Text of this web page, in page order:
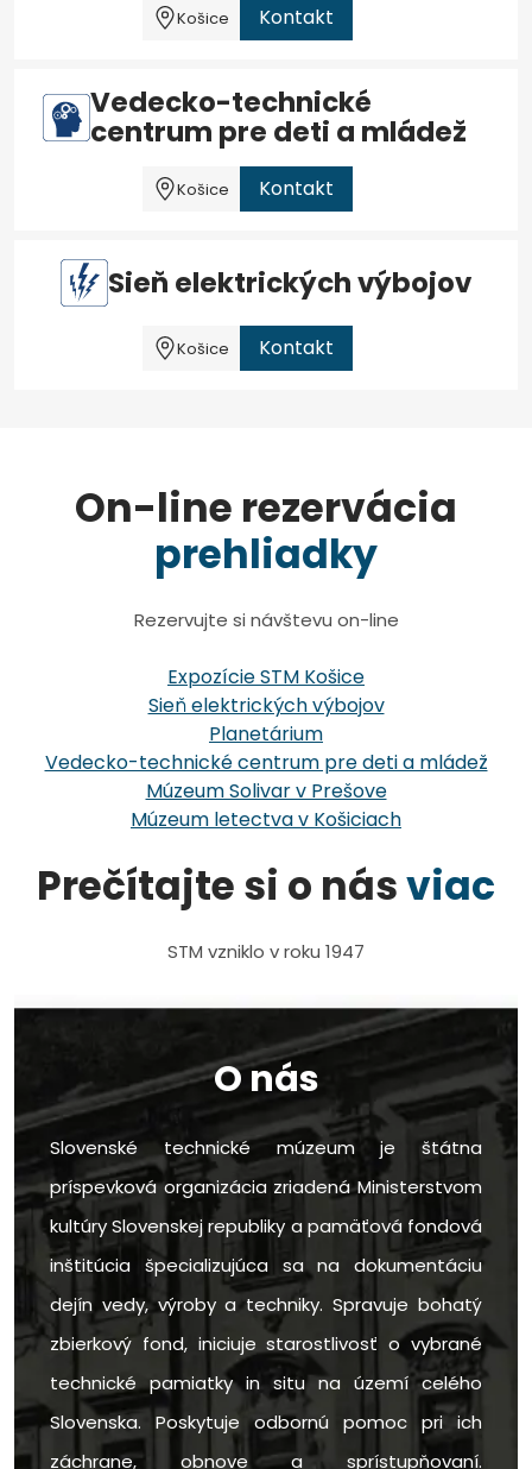
Košice Kontakt
Vedecko-technické
centrum pre deti a mládež
Košice Kontakt
Sieň elektrických výbojov
Košice Kontakt
On-line rezervácia
prehliadky
Rezervujte si návštevu on-line
Expozície STM Košice
Sieň elektrických výbojov
Planetárium
Vedecko-technické centrum pre deti a mládež
Múzeum Solivar v Prešove
Múzeum letectva v Košiciach
Prečítajte si o násviac
STM vzniklo v roku 1947
O nás
Slovenské technické múzeum je štátna
príspevková organizácia zriadená Ministerstvom
kultúry Slovenskej republiky a pamäťová fondová
inštitúcia špecializujúca sa na dokumentáciu
dejín vedy, výroby a techniky. Spravuje bohatý
zbierkový fond, iniciuje starostlivosť o vybrané
technické pamiatky in situ na území celého
Slovenska. Poskytuje odbornú pomoc pri ich
záchrane, obnove a sprístupňovaní.